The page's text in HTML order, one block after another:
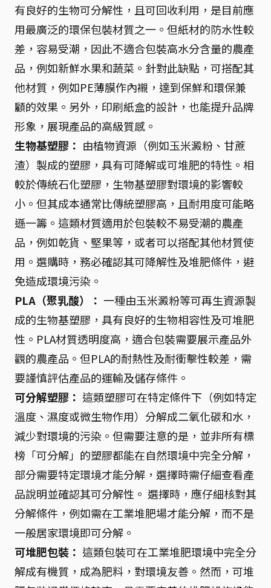
有良好的生物可分解性，且可回收利用，是目前應
用最廣泛的環保包裝材質之一。但紙材的防水性較
差，容易受潮，因此不適合包裝高水分含量的農產
品，例如新鮮水果和蔬菜。針對此缺點，可搭配其
他材質，例如PE薄膜作內襯，達到保鮮和環保兼
顧的效果。另外，印刷紙盒的設計，也能提升品牌
形象，展現產品的高級質感。
生物基塑膠： 由植物資源（例如玉米澱粉、甘蔗
渣）製成的塑膠，具有可降解或可堆肥的特性。相
較於傳統石化塑膠，生物基塑膠對環境的影響較
小。但其成本通常比傳統塑膠高，且耐用度可能略
遜一籌。這類材質適用於包裝較不易受潮的農產
品，例如乾貨、堅果等，或者可以搭配其他材質使
用。選購時，務必確認其可降解性及堆肥條件，避
免造成環境污染。
PLA（聚乳酸）： 一種由玉米澱粉等可再生資源製
成的生物基塑膠，具有良好的生物相容性及可堆肥
性。PLA材質透明度高，適合包裝需要展示產品外
觀的農產品。但PLA的耐熱性及耐衝擊性較差，需
要謹慎評估產品的運輸及儲存條件。
可分解塑膠： 這類塑膠可在特定條件下（例如特定
溫度、濕度或微生物作用）分解成二氧化碳和水，
減少對環境的污染。但需要注意的是，並非所有標
榜「可分解」的塑膠都能在自然環境中完全分解，
部分需要特定環境才能分解，選擇時需仔細查看產
品說明並確認其可分解性。 選擇時，應仔細核對其
分解條件，例如需在工業堆肥場才能分解，而不是
一般居家環境即可分解。
可堆肥包裝： 這類包裝可在工業堆肥環境中完全分
解成有機質，成為肥料，對環境友善。然而，可堆